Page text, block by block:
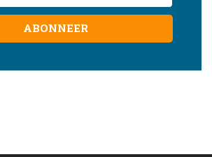
ABONNEER